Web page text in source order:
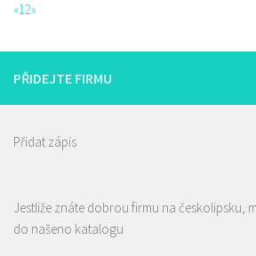
Pizza Lípa
Restaurace
«12»
PŘIDEJTE FIRMU
Přidat zápis
Jestliže znáte dobrou firmu na českolipsku,
do našeno katalogu